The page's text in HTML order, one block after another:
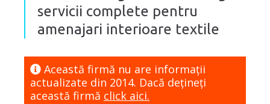
servicii complete pentru
amenajari interioare textile
Această firmă nu are informaţii
actualizate din 2014. Dacă dețineți
această firmă click aici.